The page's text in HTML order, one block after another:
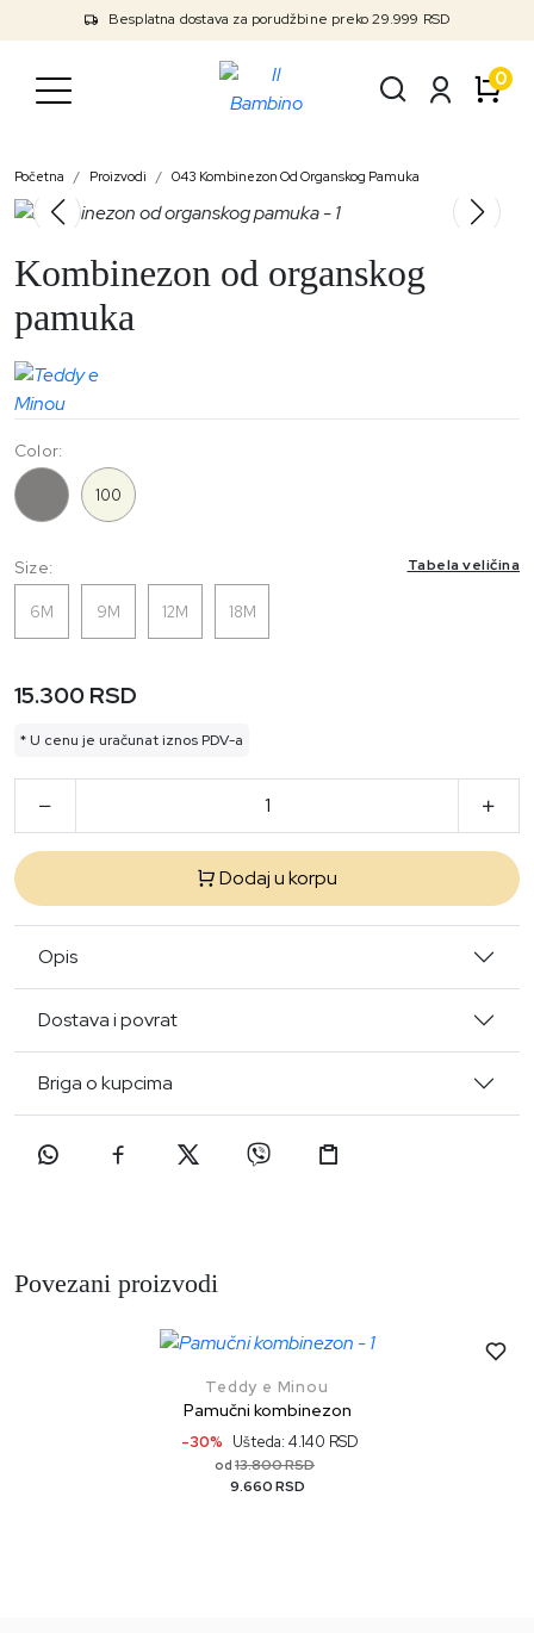
Besplatna dostava za porudžbine preko 29.999 RSD
0
Početna Proizvodi 043 Kombinezon Od Organskog Pamuka
Kombinezon od organskog
pamuka
Size: Tabela veličina
6M 9M 12M 18M
Color:
100
15.300 RSD
* U cenu je uračunat iznos PDV-a
Dodaj u korpu
Opis
Dostava i povrat
Briga o kupcima
Povezani proizvodi
Teddy e Minou
Pamučni kombinezon
-30% Ušteda: 4.140 RSD
od 13.800 RSD
9.660 RSD